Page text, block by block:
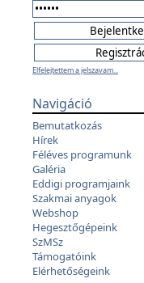
Elfelejtettem a jelszavam...
Navigáció
Bemutatkozás
Hírek
Féléves programunk
Galéria
Eddigi programjaink
Szakmai anyagok
Webshop
Hegesztőgépeink
SzMSz
Támogatóink
Elérhetőségeink